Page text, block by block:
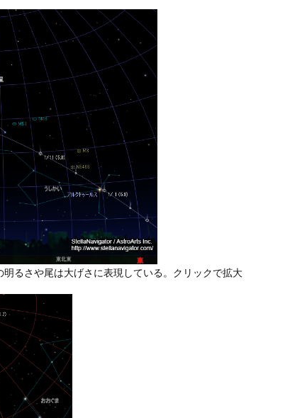
るさや尾は大げさに表現している。クリックで拡大